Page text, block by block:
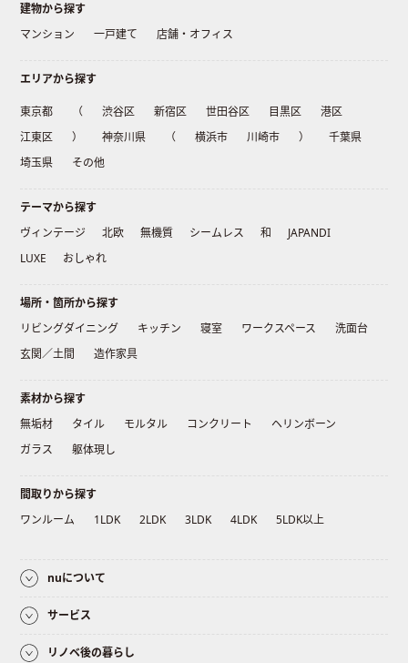
建物から探す
マンション
一戸建て 店舗・オフィス
エリアから探す
東京都 （ 渋谷区 新宿区 世田谷区 目黒区
港区
江東区
） 神奈川県 （ 横浜市 川崎市 ）
千葉県
埼玉県
その他
テーマから探す
ヴィンテージ
北欧 無機質 シームレス 和
JAPANDI
LUXE
おしゃれ
場所・箇所から探す
リビングダイニング
キッチン 寝室 ワークスペース
洗面台
玄関／土間
造作家具
素材から探す
無垢材
タイル モルタル コンクリート
ヘリンボーン
ガラス
躯体現し
間取りから探す
ワンルーム
1LDK 2LDK 3LDK 4LDK 5LDK以上
nuについて
サービス
リノベ後の暮らし